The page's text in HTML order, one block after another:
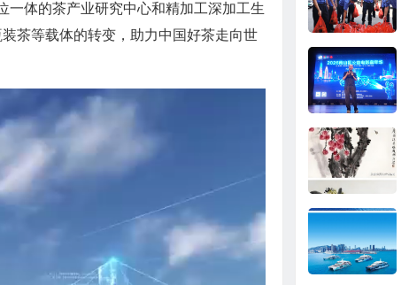
一体的茶产业研究中心和精加工深加工生
茶等载体的转变，助力中国好茶走向世